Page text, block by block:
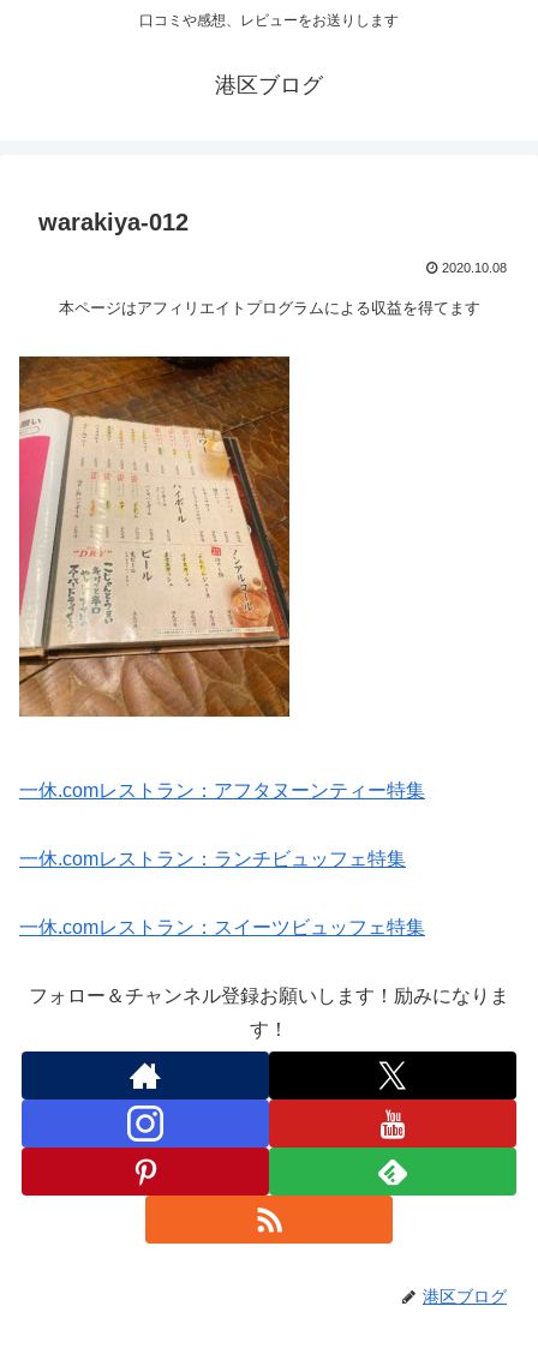
口コミや感想、レビューをお送りします
港区ブログ
warakiya-012
2020.10.08
本ページはアフィリエイトプログラムによる収益を得てます
一休.comレストラン：アフタヌーンティー特集
一休.comレストラン：ランチビュッフェ特集
一休.comレストラン：スイーツビュッフェ特集
フォロー＆チャンネル登録お願いします！励みになりま
す！
港区ブログ